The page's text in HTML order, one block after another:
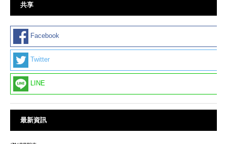
共享
Facebook
Twitter
LINE
最新資訊